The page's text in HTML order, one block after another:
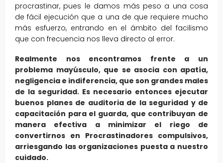
procrastinar, pues le damos más peso a una cosa
de fácil ejecución que a una de que requiere mucho
más esfuerzo, entrando en el ámbito del facilismo
que con frecuencia nos lleva directo al error.
Realmente nos encontramos frente a un
problema mayúsculo, que se asocia con apatía,
negligencia e indiferencia, que son grandes males
de la seguridad. Es necesario entonces ejecutar
buenos planes de auditoria de la seguridad y de
capacitación para el guarda, que contribuyan de
manera efectiva a minimizar el riego de
convertirnos en Procrastinadores compulsivos,
arriesgando las organizaciones puesta a nuestro
cuidado.